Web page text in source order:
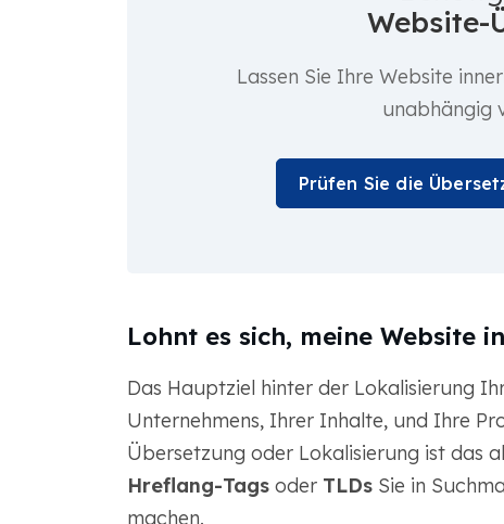
Website-
Lassen Sie Ihre Website
unabhängig
Prüfen Sie die
Lohnt es sich, meine Website
Das Hauptziel hinter der Lokalisierung
Unternehmens, Ihrer Inhalte, und Ihre
Übersetzung oder Lokalisierung ist das
Hreflang-Tagsoder TLDsSie in
machen.